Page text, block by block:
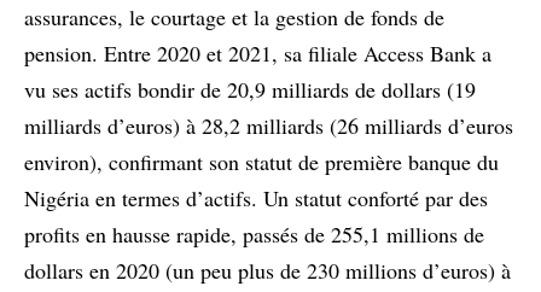
assurances, le courtage et la gestion de fonds de
pension. Entre 2020 et 2021, sa filiale Access Bank a
vu ses actifs bondir de 20,9 milliards de dollars (19
milliards d’euros) à 28,2 milliards (26 milliards d’euros
environ), confirmant son statut de première banque du
Nigéria en termes d’actifs. Un statut conforté par des
profits en hausse rapide, passés de 255,1 millions de
dollars en 2020 (un peu plus de 230 millions d’euros) à